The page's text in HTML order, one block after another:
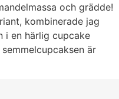
och grädde!
kombinerade jag
i en härlig cupcake
är